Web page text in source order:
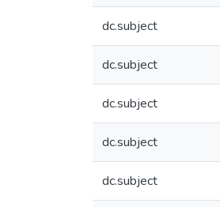
dc.subject
dc.subject
dc.subject
dc.subject
dc.subject